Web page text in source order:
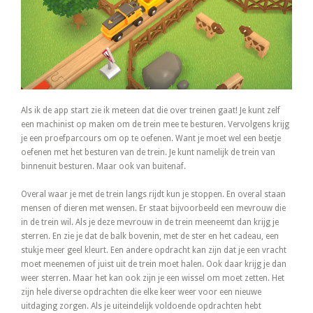
Als ik de app start zie ik meteen dat die over treinen gaat! Je kunt zelf
een machinist op maken om de trein mee te besturen. Vervolgens krijg
je een proefparcours om op te oefenen. Want je moet wel een beetje
oefenen met het besturen van de trein. Je kunt namelijk de trein van
binnenuit besturen. Maar ook van buitenaf.
Overal waar je met de trein langs rijdt kun je stoppen. En overal staan
mensen of dieren met wensen. Er staat bijvoorbeeld een mevrouw die
in de trein wil. Als je deze mevrouw in de trein meeneemt dan krijg je
sterren. En zie je dat de balk bovenin, met de ster en het cadeau, een
stukje meer geel kleurt. Een andere opdracht kan zijn dat je een vracht
moet meenemen of juist uit de trein moet halen. Ook daar krijg je dan
weer sterren. Maar het kan ook zijn je een wissel om moet zetten. Het
zijn hele diverse opdrachten die elke keer weer voor een nieuwe
uitdaging zorgen. Als je uiteindelijk voldoende opdrachten hebt